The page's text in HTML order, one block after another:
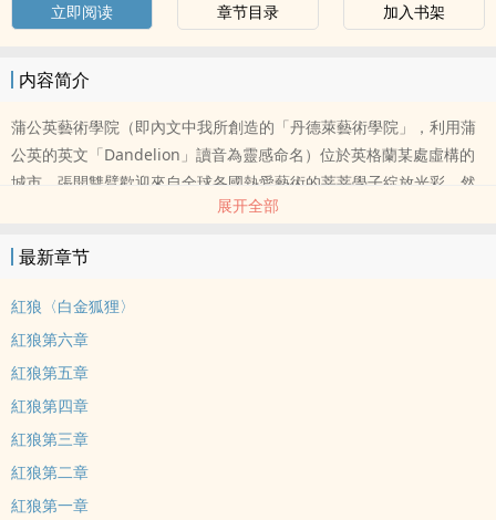
立即阅读
章节目录 加入书架
内容简介
蒲公英藝術學院（即內文中我所創造的「丹德萊藝術學院」，利用蒲
公英的英文「Dandelion」讀音為靈感命名）位於英格蘭某處虛構的
城市，張開雙臂歡迎來自全球各國熱愛藝術的莘莘學子綻放光彩，然
後學有所成之際像蒲公英種子一樣在各地播散，發揚自身的藝術理
的畫家威廉?透納與約翰?康斯塔伯。憑著這股因兩位著名風景畫家而
畫，為此展開她自己所未預想、截然不同的旅程：萌芽人生初戀、歷
經足以扭轉命運的慘劇。在磨難下她重新站起步步成長、堅強茁壯，
順從命運的劇變並正視自己的真感情，利用她的方式紀念難忘的初
戀。＊＊本作中除了國家、少部分地名經過改編，其餘角色姓名、城
鎮、事件等皆為虛構，如有雷同純屬巧合＊＊
展开全部
最新章节
紅狼〈白金狐狸〉
紅狼第六章
紅狼第五章
紅狼第四章
紅狼第三章
紅狼第二章
紅狼第一章